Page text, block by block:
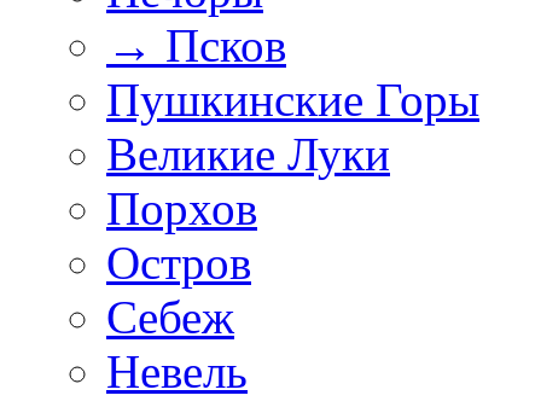
→ Псков
Пушкинские Горы
Великие Луки
Порхов
Остров
Себеж
Невель